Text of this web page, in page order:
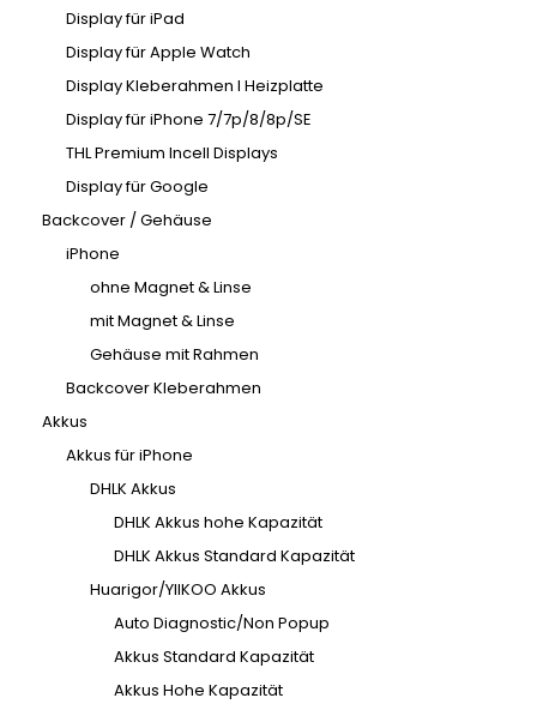
Display für iPad
Display für Apple Watch
Display Kleberahmen I Heizplatte
Display für iPhone 7/7p/8/8p/SE
THL Premium Incell Displays
Display für Google
Backcover / Gehäuse
iPhone
ohne Magnet & Linse
mit Magnet & Linse
Gehäuse mit Rahmen
Backcover Kleberahmen
Akkus
Akkus für iPhone
DHLK Akkus
DHLK Akkus hohe Kapazität
DHLK Akkus Standard Kapazität
Huarigor/YIIKOO Akkus
Auto Diagnostic/Non Popup
Akkus Standard Kapazität
Akkus Hohe Kapazität